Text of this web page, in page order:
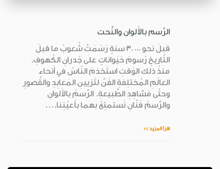
الرَّسم بالأَلوان والنَّحت
قبلَ نحو ٠٠٠ ٣٠ سنةٍ رَسَمَتْ شُعوبُ ما قبلَ
التّاريخِ رُسومَ حَيَواناتٍ على جُدرانِ الكُهوفِ.
منذُ ذلك الوَقتِ استَخدَمَ النّاسُ في أَنحاءِ
العالَمِ المُختلِفةِ الفَنَّ لتَزيينِ المَعابِدِ والقُصورِ
وحتّى مَشاهِدِ الطَّبيعةِ. الرَّسمُ بالأَلوانِ
والرَّسمُ فَنّانِ نَستمتِعُ بهما بأَعيُنِنا....
اقرأ المزيد >>